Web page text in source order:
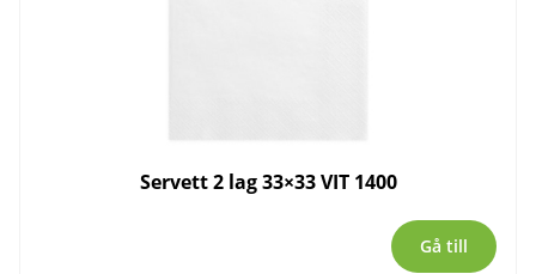
Servett 2 lag 33×33 VIT 1400
Gå till